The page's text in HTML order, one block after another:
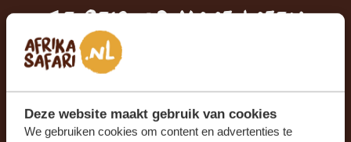
Deze website maakt gebruik van cookies
We gebruiken cookies om content en advertenties te
Je reis op maat laten
samenstellen?